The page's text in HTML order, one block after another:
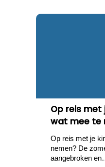
Op reis met
wat mee te
Op reis met je
nemen? De
aangebroken